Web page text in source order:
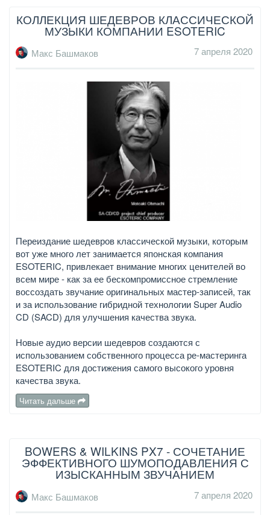
КОЛЛЕКЦИЯ ШЕДЕВРОВ КЛАССИЧЕСКОЙ
МУЗЫКИ КОМПАНИИ ESOTERIC
Макс Башмаков 7 апреля 2020
Переиздание шедевров классической музыки, которым
вот уже много лет занимается японская компания
ESOTERIC, привлекает внимание многих ценителей во
всем мире - как за ее бескомпромиссное стремление
воссоздать звучание оригинальных мастер-записей, так
и за использование гибридной технологии Super Audio
CD (SACD) для улучшения качества звука.
Новые аудио версии шедевров создаются с
использованием собственного процесса ре-мастеринга
ESOTERIC для достижения самого высокого уровня
качества звука.
Читать дальше
BOWERS & WILKINS PX7 - СОЧЕТАНИЕ
ЭФФЕКТИВНОГО ШУМОПОДАВЛЕНИЯ С
ИЗЫСКАННЫМ ЗВУЧАНИЕМ
Макс Башмаков 7 апреля 2020